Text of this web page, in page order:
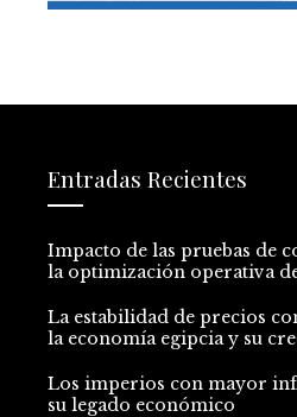
Entradas Recientes
Impacto de las pruebas de
la optimización operativa
La estabilidad de precios
la economía egipcia y su
Los imperios con mayor
su legado económico